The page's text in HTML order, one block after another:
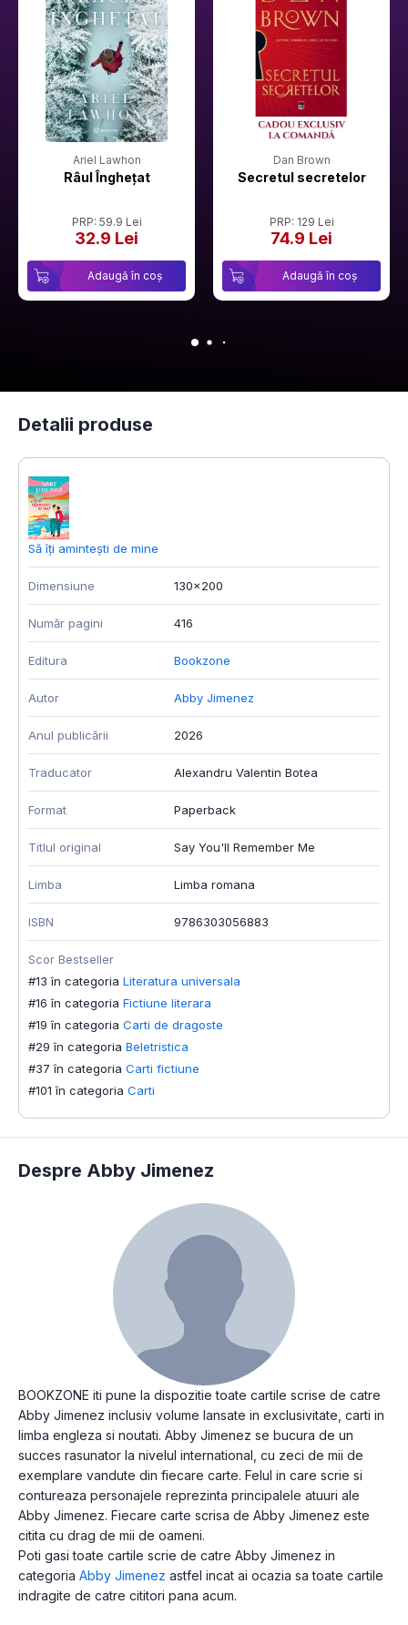
Ariel Lawhon
Râul Înghețat
PRP: 59.9 Lei
32.9 Lei
Adaugă în coș
Dan Brown
Secretul secretelor
PRP: 129 Lei
74.9 Lei
Adaugă în coș
Detalii produse
Să îți amintești de mine
Dimensiune 130x200
Număr pagini 416
Editura Bookzone
Autor Abby Jimenez
Anul publicării 2026
Traducator Alexandru Valentin Botea
Format Paperback
Titlul original Say You'll Remember Me
Limba Limba romana
ISBN 9786303056883
Scor Bestseller
#13 în categoria Literatura universala
#16 în categoria Fictiune literara
#19 în categoria Carti de dragoste
#29 în categoria Beletristica
#37 în categoria Carti fictiune
#101 în categoria Carti
Despre Abby Jimenez
BOOKZONE iti pune la dispozitie toate cartile scrise de catre
Abby Jimenez inclusiv volume lansate in exclusivitate, carti in
limba engleza si noutati. Abby Jimenez se bucura de un
succes rasunator la nivelul international, cu zeci de mii de
exemplare vandute din fiecare carte. Felul in care scrie si
contureaza personajele reprezinta principalele atuuri ale
Abby Jimenez. Fiecare carte scrisa de Abby Jimenez este
citita cu drag de mii de oameni.
Poti gasi toate cartile scrie de catre Abby Jimenez in
categoria Abby Jimenez astfel incat ai ocazia sa toate cartile
indragite de catre cititori pana acum.